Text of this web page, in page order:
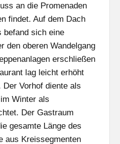
an die Promenaden
findet. Auf dem Dach
befand sich eine
den oberen Wandelgang
erschließen
lag leicht erhöht
Vorhof diente als
Winter als
Der Gastraum
gesamte Länge des
aus Kreissegmenten